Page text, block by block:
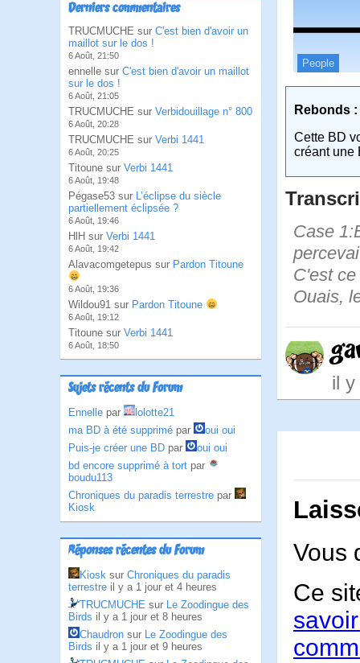
Derniers commentaires
TRUCMUCHE sur C'est bien d'avoir un
maillot sur le dos !
6 Août, 21:50
ennelle sur C'est bien d'avoir un maillot
sur le dos !
6 Août, 21:05
TRUCMUCHE sur Verbidouillage n° 800
6 Août, 20:28
TRUCMUCHE sur Verbi 1441
6 Août, 20:25
Titoune sur Verbi 1441
6 Août, 19:48
Pégase53 sur L’éclipse du siècle
partiellement éclipsée ?
6 Août, 19:46
HlH sur Verbi 1441
6 Août, 19:42
Alavacomgetepus sur Pardon Titoune
6 Août, 19:36
Wildou91 sur Pardon Titoune
6 Août, 19:12
Titoune sur Verbi 1441
6 Août, 18:50
Sujets récents du Forum
Ennelle par
lolotte21
ma BD à été supprimé par
oui oui
Puis-je créer une BD par
oui oui
bd encore supprimé à tort par
boudu113
Chroniques du paradis terrestre par
Kiosk
Réponses récentes du Forum
Kiosk sur Chroniques du paradis
terrestre il y a 1 jour et 4 heures
TRUCMUCHE sur Le Zoodingue des
Birds il y a 1 jour et 8 heures
Chaudron sur Le Zoodingue des
Birds il y a 1 jour et 9 heures
People
Rebonds :
Cette BD
créant une
Case
C'est
Ouais,
il
Vous
Ce